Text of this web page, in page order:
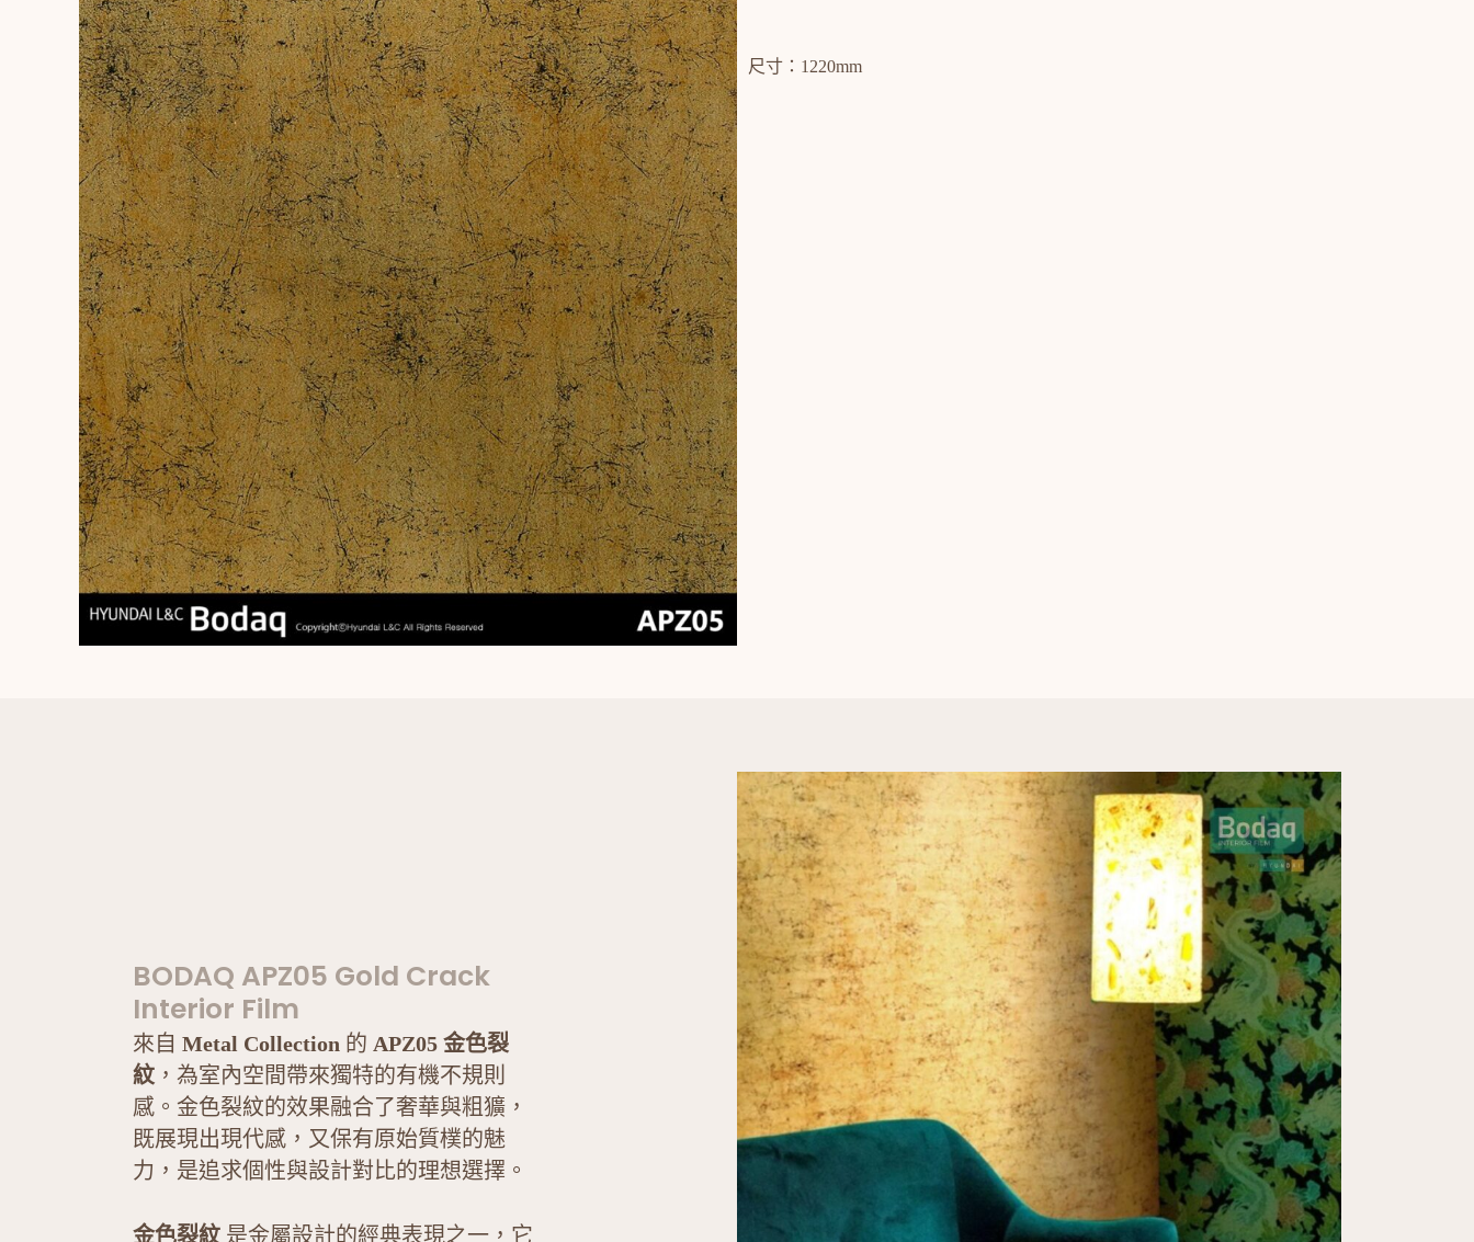
尺寸：1220mm
BODAQ APZ05 Gold Crack
Interior Film
來自 Metal Collection 的 APZ05 金色裂
紋，為室內空間帶來獨特的有機不規則
感。金色裂紋的效果融合了奢華與粗獷，
既展現出現代感，又保有原始質樸的魅
力，是追求個性與設計對比的理想選擇。
金色裂紋是金屬設計的經典表現之一，它